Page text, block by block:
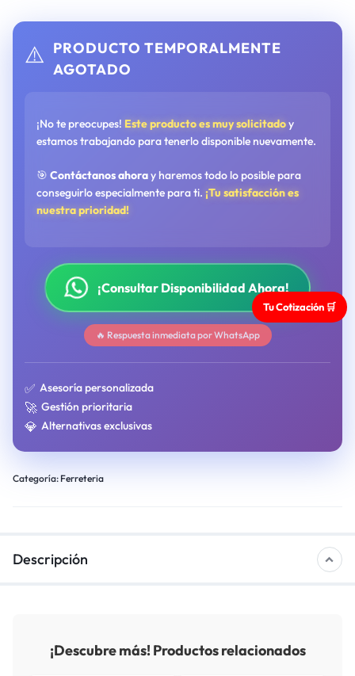
⚠️ PRODUCTO TEMPORALMENTE
AGOTADO
¡No te preocupes! Este producto es muy solicitadoy
estamos trabajando para tenerlo disponible nuevamente.
🎯 Contáctanos ahoray haremos todo lo posible para
conseguirlo especialmente para ti. ¡Tu satisfacción es
nuestra prioridad!
¡Consultar Disponibilidad Ahora!
🔥 Respuesta inmediata por WhatsApp
✅ Asesoría personalizada
🚀 Gestión prioritaria
💎 Alternativas exclusivas
Categoría: Ferreteria
Descripción
¡Descubre más! Productos relacionados
Tu Cotización 🛒